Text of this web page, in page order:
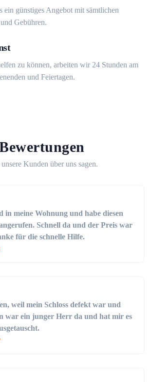
ein günstiges Angebot mit sämtlichen
Gebühren.
zu können, arbeiten wir 24 Stunden am
und Feiertagen.
unsere Kunden über uns sagen.
in meine Wohnung und habe diesen
Schnell da und der Preis war
für die schnelle Hilfe.
weil mein Schloss defekt war und
war ein junger Herr da und hat mir es